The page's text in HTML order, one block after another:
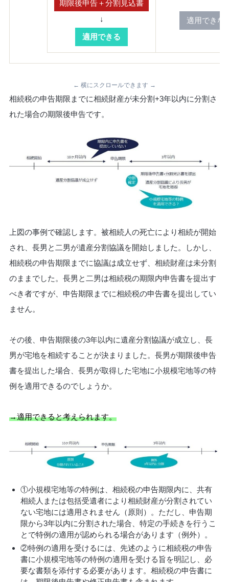
期限後申告＋分割見込書
↓
適用できる
適用できな
← 横にスクロールできます →
相続税の申告期限までに相続財産が未分割+3年以内に分割さ
れた場合の期限後申告です。
上図の事例で確認します。被相続人の死亡により相続が開始
され、長男と二男が遺産分割協議を開始しました。しかし、
相続税の申告期限までに協議は成立せず、相続財産は未分割
のままでした。長男と二男は相続税の期限内申告書を提出す
べき者ですが、申告期限までに相続税の申告書を提出してい
ません。
その後、申告期限後の3年以内に遺産分割協議が成立し、長
男が宅地を相続することが決まりました。長男が期限後申告
書を提出した場合、長男が取得した宅地に小規模宅地等の特
例を適用できるのでしょうか。
→適用できると考えられます。
①小規模宅地等の特例は、相続税の申告期限内に、共有
相続人または包括受遺者により相続財産が分割されてい
ない宅地には適用されません（原則）。ただし、申告期
限から3年以内に分割された場合、特定の手続きを行うこ
とで特例の適用が認められる場合があります（例外）。
②特例の適用を受けるには、先述のように相続税の申告
書に小規模宅地等の特例の適用を受ける旨を明記し、必
要な書類を添付する必要があります。相続税の申告書に